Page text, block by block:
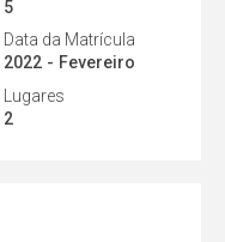
5
Data da Matrícula
2022 - Fevereiro
Lugares
2